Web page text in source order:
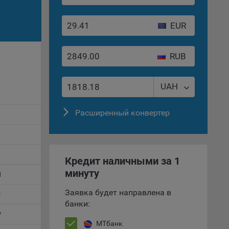
EUR
RUB
UAH
Расширенный конвертер
Кредит наличными за 1
минуту
Заявка будет направлена в
банки:
МТбанк